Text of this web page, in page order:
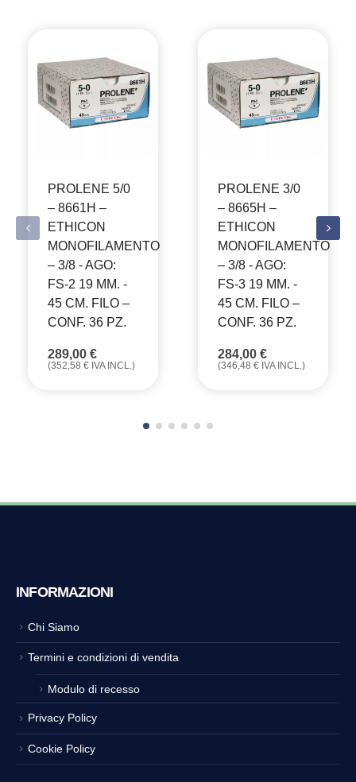
PROLENE 5/0
– 8661H –
ETHICON
MONOFILAMENTO
– 3/8 - AGO:
FS-2 19 MM. -
45 CM. FILO –
CONF. 36 PZ.
289,00 €
(352,58 € IVA INCL.)
PROLENE 3/0
– 8665H –
ETHICON
MONOFILAMENTO
– 3/8 - AGO:
FS-3 19 MM. -
45 CM. FILO –
CONF. 36 PZ.
284,00 €
(346,48 € IVA INCL.)
INFORMAZIONI
Chi Siamo
Termini e condizioni di vendita
Modulo di recesso
Privacy Policy
Cookie Policy